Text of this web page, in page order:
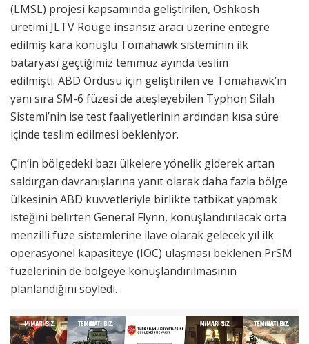
(LMSL) projesi kapsamında geliştirilen, Oshkosh
üretimi JLTV Rouge insansız aracı üzerine entegre
edilmiş kara konuşlu Tomahawk sisteminin ilk
bataryası geçtiğimiz temmuz ayında teslim
edilmişti. ABD Ordusu için geliştirilen ve Tomahawk’ın
yanı sıra SM-6 füzesi de ateşleyebilen Typhon Silah
Sistemi’nin ise test faaliyetlerinin ardından kısa süre
içinde teslim edilmesi bekleniyor.
Çin’in bölgedeki bazı ülkelere yönelik giderek artan
saldırgan davranışlarına yanıt olarak daha fazla bölge
ülkesinin ABD kuvvetleriyle birlikte tatbikat yapmak
isteğini belirten General Flynn, konuşlandırılacak orta
menzilli füze sistemlerine ilave olarak gelecek yıl ilk
operasyonel kapasiteye (IOC) ulaşması beklenen PrSM
füzelerinin de bölgeye konuşlandırılmasının
planlandığını söyledi.